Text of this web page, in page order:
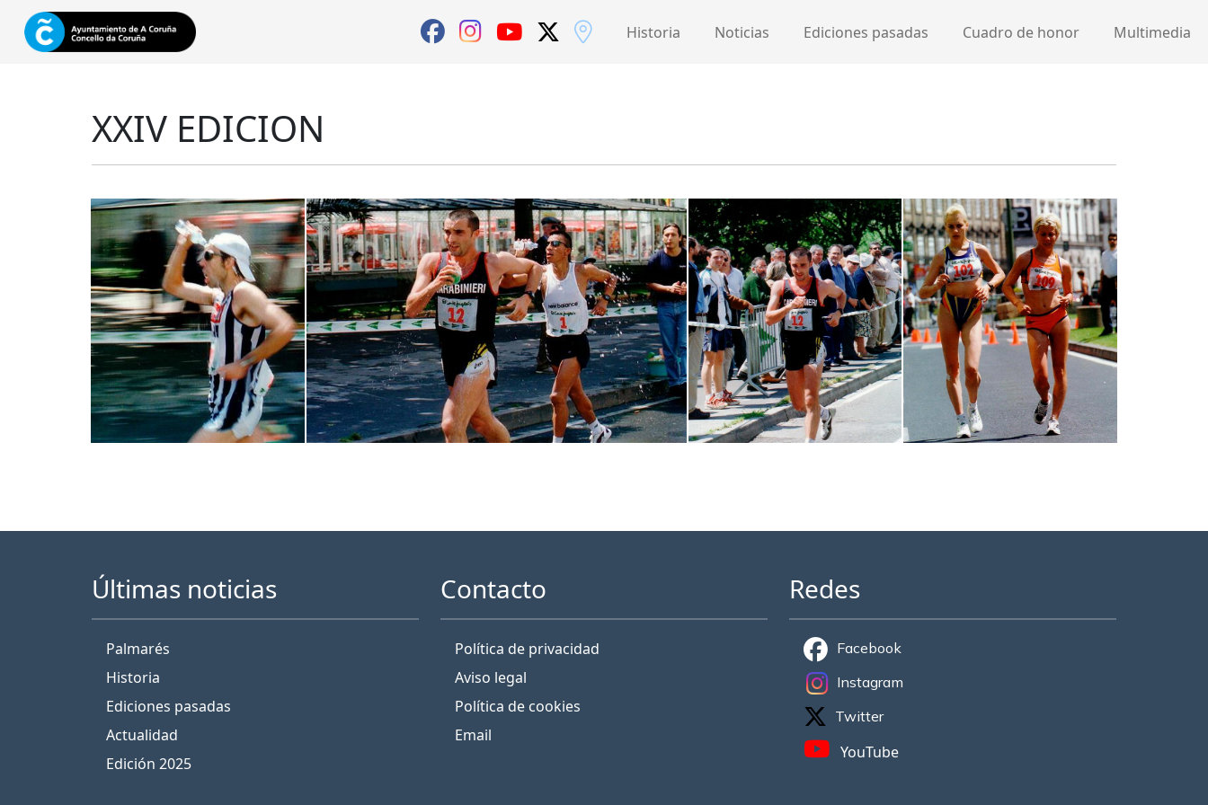
Historia Noticias Ediciones pasadas Cuadro de honor Multimedia
XXIV EDICION
Últimas noticias
Palmarés
Historia
Ediciones pasadas
Actualidad
Edición 2025
Contacto
Política de privacidad
Aviso legal
Política de cookies
Email
Redes
Facebook
Instagram
Twitter
YouTube